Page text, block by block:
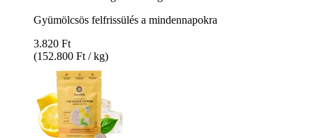
Gyümölcsös felfrissülés a mindennapokra
3.820 Ft
(152.800 Ft / kg)